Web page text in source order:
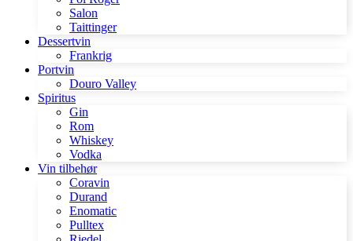
Salon
Taittinger
Dessertvin
Frankrig
Portvin
Douro Valley
Spiritus
Gin
Rom
Whiskey
Vodka
Vin tilbehør
Coravin
Durand
Enomatic
Pulltex